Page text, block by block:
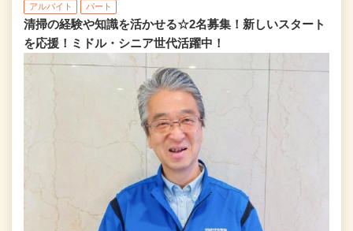
アルバイト パート
清掃の経験や知識を活かせる☆2名募集！新しいスタート
を応援！ミドル・シニア世代活躍中！